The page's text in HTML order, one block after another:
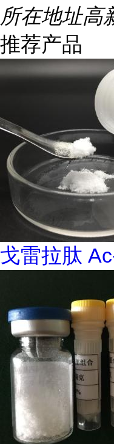
所在地址高
推荐产品
戈雷拉肽